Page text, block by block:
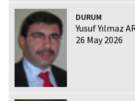
DURUM
Yusuf Yılmaz
26 May 2026